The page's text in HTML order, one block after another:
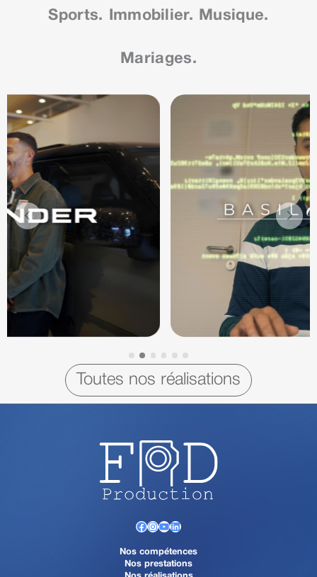
Sports. Immobilier. Musique.
Mariages.
Toutes nos réalisations
Facebook
Instagram
YouTube
LinkedIn
Nos compétences
Nos prestations